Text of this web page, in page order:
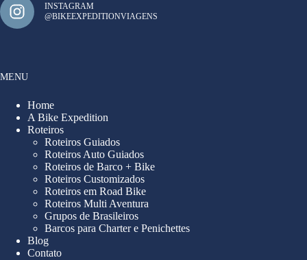
INSTAGRAM
@BIKEEXPEDITIONVIAGENS
MENU
Home
A Bike Expedition
Roteiros
Roteiros Guiados
Roteiros Auto Guiados
Roteiros de Barco + Bike
Roteiros Customizados
Roteiros em Road Bike
Roteiros Multi Aventura
Grupos de Brasileiros
Barcos para Charter e Penichettes
Blog
Contato